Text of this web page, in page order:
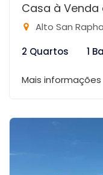
Casa à Venda
Alto San
2 Quartos
1
Mais informações